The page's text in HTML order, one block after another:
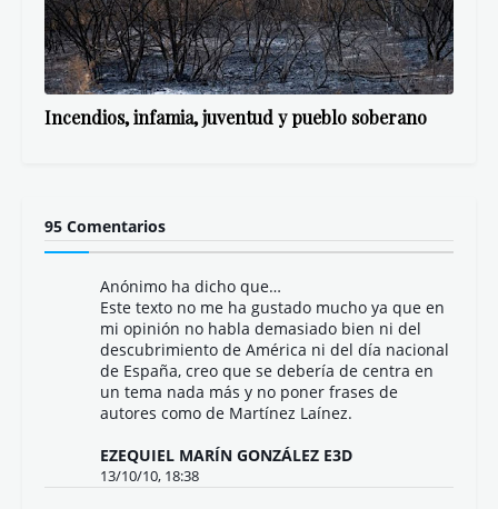
Incendios, infamia, juventud y pueblo soberano
95 Comentarios
Anónimo ha dicho que…
Este texto no me ha gustado mucho ya que en
mi opinión no habla demasiado bien ni del
descubrimiento de América ni del día nacional
de España, creo que se debería de centra en
un tema nada más y no poner frases de
autores como de Martínez Laínez.
EZEQUIEL MARÍN GONZÁLEZ E3D
13/10/10, 18:38